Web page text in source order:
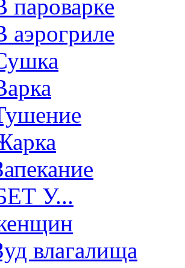
пароварке
аэрогриле
У...
влагалища